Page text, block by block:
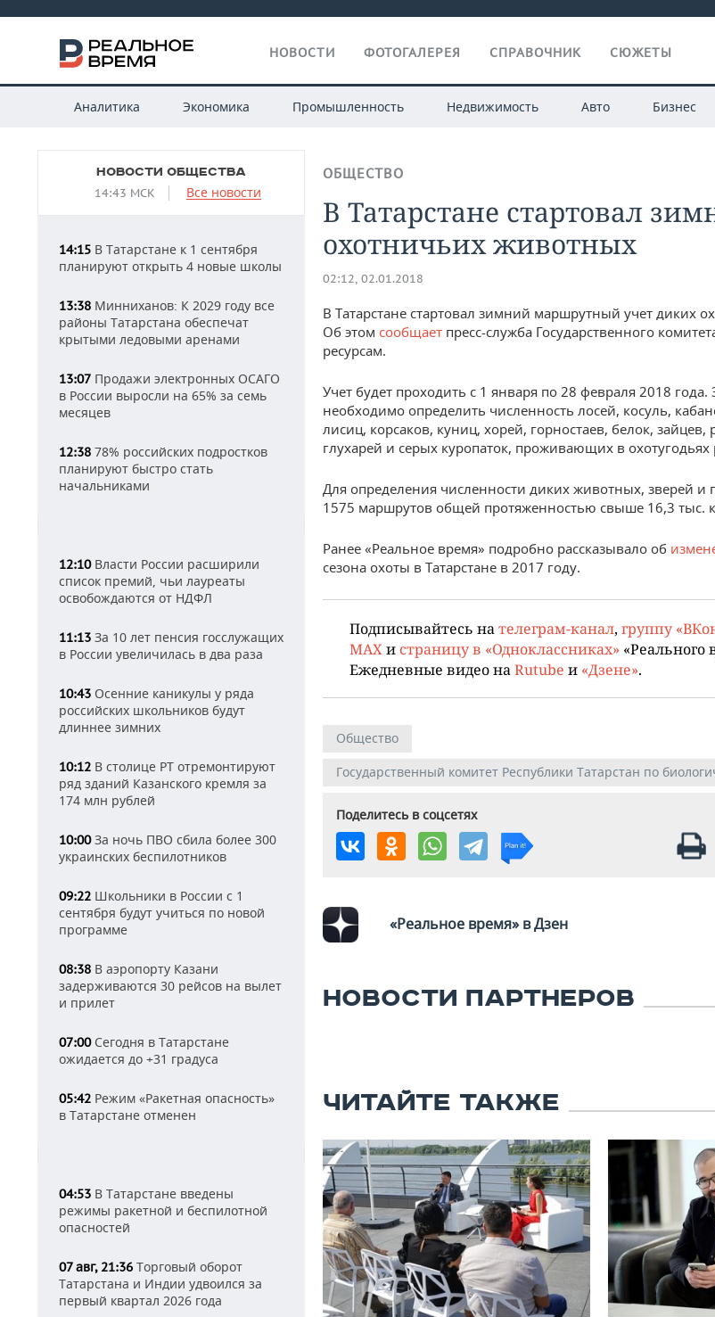
НОВОСТИ ФОТОГАЛЕРЕЯ СПРАВОЧНИК СЮЖЕТЫ
Аналитика Экономика Промышленность Недвижимость Авто Бизнес
НОВОСТИ ОБЩЕСТВА
14:43 МСК Все новости
14:15 В Татарстане к 1 сентября
планируют открыть 4 новые школы
13:38 Минниханов: К 2029 году все
районы Татарстана обеспечат
крытыми ледовыми аренами
13:07 Продажи электронных ОСАГО
в России выросли на 65% за семь
месяцев
12:38 78% российских подростков
планируют быстро стать
начальниками
12:10Власти России расширили
список премий, чьи лауреаты
освобождаются от НДФЛ
11:13 За 10 лет пенсия госслужащих
в России увеличилась в два раза
10:43 Осенние каникулы у ряда
российских школьников будут
длиннее зимних
10:12 В столице РТ отремонтируют
ряд зданий Казанского кремля за
174 млн рублей
10:00За ночь ПВО сбила более 300
украинских беспилотников
09:22 Школьники в России с 1
сентября будут учиться по новой
программе
08:38 В аэропорту Казани
задерживаются 30 рейсов на вылет
и прилет
07:00Сегодня в Татарстане
ожидается до +31 градуса
05:42 Режим «Ракетная опасность»
в Татарстане отменен
04:53 В Татарстане введены
режимы ракетной и беспилотной
опасностей
07 авг, 21:36 Торговый оборот
Татарстана и Индии удвоился за
первый квартал 2026 года
ОБЩЕСТВО
В Татарстане стартовал
охотничьих животных
02:12, 02.01.2018
В Татарстане стартовал зимний маршрутный учет диких
Об этом сообщает пресс-служба Государственного
ресурсам.
Учет будет проходить с 1 января по 28 февраля 2018 года.
необходимо определить численность лосей, косуль,
лисиц, корсаков, куниц, хорей, горностаев, белок, зайцев,
глухарей и серых куропаток, проживающих в охотугодьях
Для определения численности диких животных, зверей и
1575 маршрутов общей протяженностью свыше 16,3 тыс.
Ранее «Реальное время» подробно рассказывало об
сезона охоты в Татарстане в 2017 году.
Подписывайтесь на телеграм-канал, группу
MAX и страницу в «Одноклассниках» «Реального
Ежедневные видео на Rutube и «Дзене».
Общество
Государственный комитет Республики Татарстан по
Поделитесь в соцсетях
«Реальное время» в Дзен
НОВОСТИ ПАРТНЕРОВ
ЧИТАЙТЕ ТАКЖЕ